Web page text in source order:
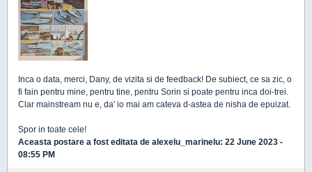
Inca o data, merci, Dany, de vizita si de feedback! De subiect, ce sa zic, o
fi fain pentru mine, pentru tine, pentru Sorin si poate pentru inca doi-trei.
Clar mainstream nu e, da' io mai am cateva d-astea de nisha de epuizat.
Spor in toate cele!
Aceasta postare a fost editata de alexelu_marinelu: 22 June 2023 -
08:55 PM